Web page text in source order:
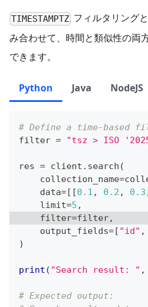
TIMESTAMPTZ フィルタリング
み合わせて、時間と類似性の両
できます。
Python Java NodeJS
# Define a time-based
filter = "tsz > ISO
res = client . search (
    collection_name
=
    data
=[ [0.1 , 0.2 , 0.3
    limit
=5 ,
filter=filter,
    output_fields
=[ "id" ,
)
print ( "Search result: " ,
# Expected output: